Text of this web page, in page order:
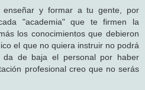
y formar a tu gente, por
"academia" que te firmen la
los conocimientos que debieron
el que no quiera instruir no podrá
de baja el personal por haber
profesional creo que no serás